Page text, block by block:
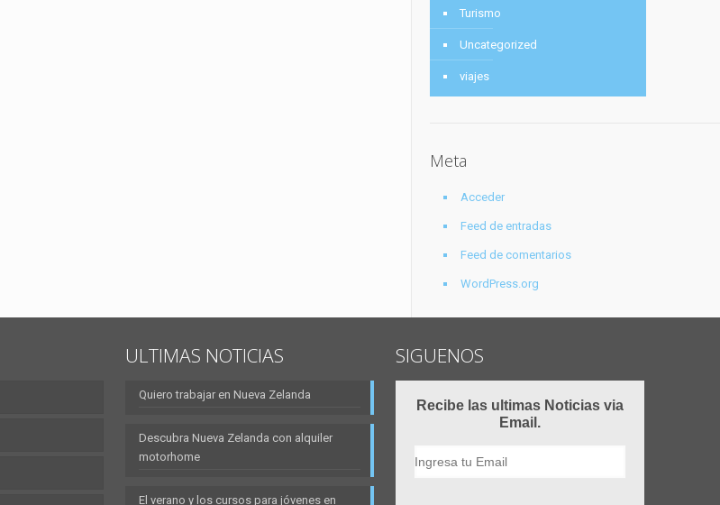
Turismo
Uncategorized
viajes
Meta
Acceder
Feed de entradas
Feed de comentarios
WordPress.org
ULTIMAS NOTICIAS
Quiero trabajar en Nueva Zelanda
Descubra Nueva Zelanda con alquiler
motorhome
El verano y los cursos para jóvenes en
SIGUENOS
Recibe las ultimas Noticias via
Email.